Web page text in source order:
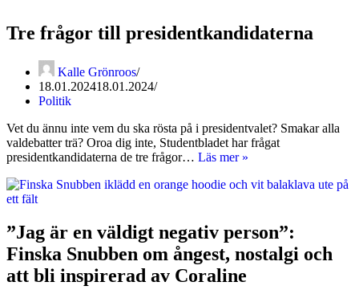
Keskisarja
Tre frågor till presidentkandidaterna
Kalle Grönroos
18.01.202418.01.2024
Politik
Vet du ännu inte vem du ska rösta på i presidentvalet? Smakar alla
valdebatter trä? Oroa dig inte, Studentbladet har frågat
presidentkandidaterna de tre frågor… Läs mer »
till
”Jag är en väldigt negativ person”:
Finska Snubben om ångest, nostalgi och
att bli inspirerad av Coraline